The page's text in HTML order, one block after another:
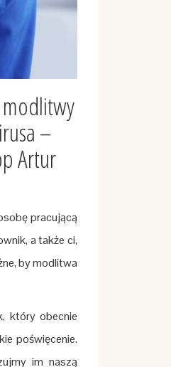
modlitwy
–
Artur
pracującą
a także ci,
by modlitwa
który obecnie
poświęcenie.
im naszą